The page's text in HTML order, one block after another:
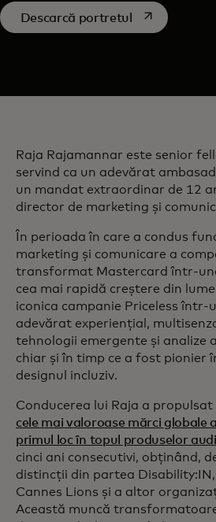
Descarcă portretul opens in a
Raja Rajamannar este senior
servind ca un adevărat
un mandat extraordinar de 12
director de marketing și
În perioada în care a condus
marketing și comunicare a
transformat Mastercard într-
cea mai rapidă creștere din
iconica campanie Priceless într-
adevărat experiențial,
tehnologii emergente și analize
chiar și în timp ce a fost pionier
designul incluziv.
Conducerea lui Raja a
cele mai valoroase mărci globale
primul loc în topul produselor
cinci ani consecutivi, obținând,
distincții din partea Disability:IN,
Cannes Lions și a altor
Această muncă